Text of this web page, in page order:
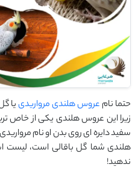
حتما نامعروس هلندی مرواریدییا
زیرا این عروس هلندی یکی از خاص
سفید دایره ای روی بدن او نام
هلندی شما گل باقالی است، لیست
ندهید!